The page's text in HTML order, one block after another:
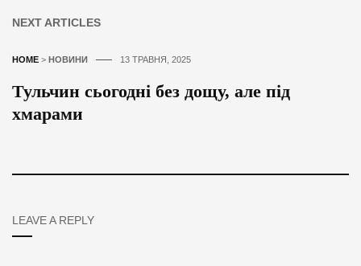
NEXT ARTICLES
HOME > НОВИНИ 13 ТРАВНЯ, 2025
Тульчин сьогодні без дощу, але під
хмарами
LEAVE A REPLY